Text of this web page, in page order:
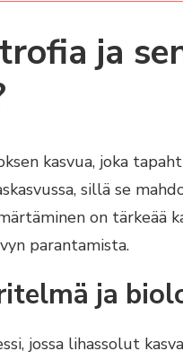
ja
kasvua, joka
sillä se
on tärkeää
parantamista.
ja
jossa lihassolut